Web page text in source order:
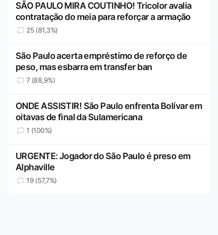
SÃO PAULO MIRA COUTINHO! Tricolor avalia
contratação do meia para reforçar a armação
25 (81,3%)
São Paulo acerta empréstimo de reforço de
peso, mas esbarra em transfer ban
7 (88,9%)
ONDE ASSISTIR! São Paulo enfrenta Bolívar em
oitavas de final da Sulamericana
1 (100%)
URGENTE: Jogador do São Paulo é preso em
Alphaville
19 (57,7%)